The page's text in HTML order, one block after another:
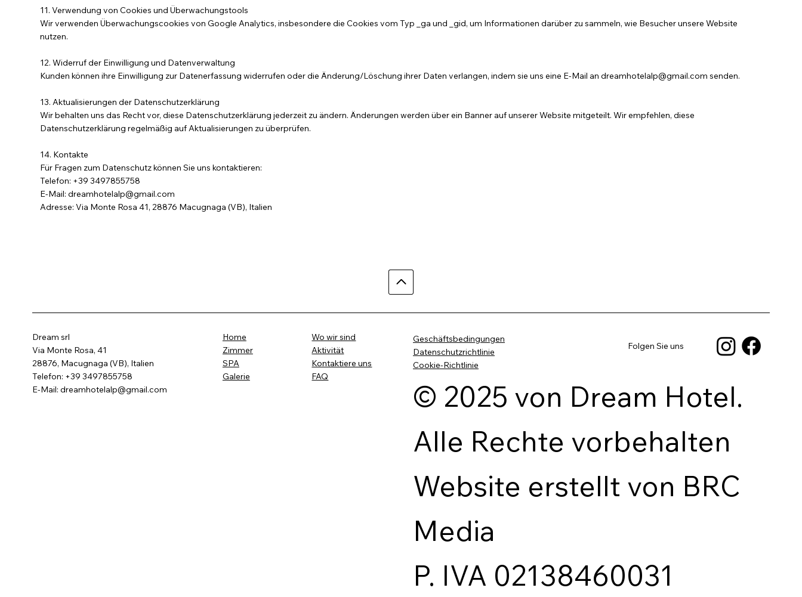
11. Verwendung von Cookies und Überwachungstools
Wir verwenden Überwachungscookies von Google Analytics, insbesondere die Cookies vom Typ _ga und _gid, um Informationen darüber zu sammeln, wie Besucher unsere Website
nutzen.
12. Widerruf der Einwilligung und Datenverwaltung
Kunden können ihre Einwilligung zur Datenerfassung widerrufen oder die Änderung/Löschung ihrer Daten verlangen, indem sie uns eine E-Mail andreamhotelalp@gmail.com senden.
13. Aktualisierungen der Datenschutzerklärung
Wir behalten uns das Recht vor, diese Datenschutzerklärung jederzeit zu ändern. Änderungen werden über ein Banner auf unserer Website mitgeteilt. Wir empfehlen, diese
Datenschutzerklärung regelmäßig auf Aktualisierungen zu überprüfen.
14. Kontakte
Für Fragen zum Datenschutz können Sie uns kontaktieren:
Telefon: +39 3497855758
E-Mail: dreamhotelalp@gmail.com
Adresse: Via Monte Rosa 41, 28876 Macugnaga (VB), Italien
Dream srl
Via Monte Rosa, 41
28876, Macugnaga (VB), Italien
Telefon: +39 3497855758
E-Mail: dreamhotelalp@gmail.com
Home
Zimmer
SPA
Galerie
Wo wir sind
Aktivität
Kontaktiere uns
FAQ
Folgen Sie uns
Geschäftsbedingungen
Datenschutzrichtlinie
Cookie-Richtlinie
© 2025 von Dream Hotel.
Alle Rechte vorbehalten
Website erstellt von BRC
Media
P. IVA 02138460031